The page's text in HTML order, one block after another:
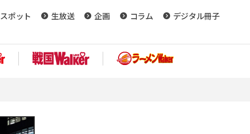
スポット 生放送 企画 コラム
デジタル冊子